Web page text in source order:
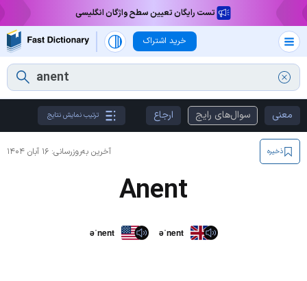
تست رایگان تعیین سطح واژگان انگلیسی
خرید اشتراک
معنی سوال‌های رایج ارجاع ترتیب نمایش نتایج
آخرین به‌روزرسانی: ۱۶ آبان ۱۴۰۴ ذخیره
Anent
əˈnent əˈnent